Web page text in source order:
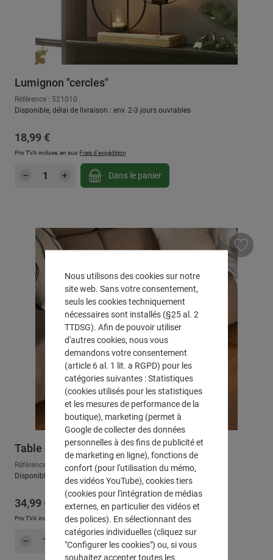
Lumignon "cercles"
Référence : 521010
Disponible, délai de livraison : env. 2-3 jours ouvrables
Prix régulier :
18,99 €
Prix TVA incluse, en sus Frais d'expédition
Quantité de produit : Entrez la quantité
Dans le panier
Table d'appoint "industrielle"
Référence : 777069
Disponible, délai de livraison : env. 2-3 jours ouvrables
Prix régulier :
34,99 €
Prix TVA incluse, en sus Frais d'expédition
Quantité de produit : Entrez la quantité
Dans le panier
Nous utilisons des cookies sur notre
site web. Sans votre consentement,
seuls les cookies techniquement
nécessaires sont installés (§25 al. 2
TTDSG). Afin de pouvoir utiliser
d'autres cookies, nous vous
demandons votre consentement
(article 6 al. 1 lit. a RGPD) pour les
catégories suivantes : Statistiques
(cookies utilisés pour les statistiques
et les mesures de performance de la
boutique), marketing (permet à
Google de collecter des données
personnelles à des fins de publicité et
de marketing en ligne), fonctions de
confort (pour l'utilisation du mémo,
des vidéos YouTube), cookies tiers
(cookies pour l'intégration de médias
externes, en particulier des vidéos et
des polices). En sélectionnant des
catégories individuelles (cliquez sur
"Configurer les cookies") ou, si vous
souhaitez accepter toutes les